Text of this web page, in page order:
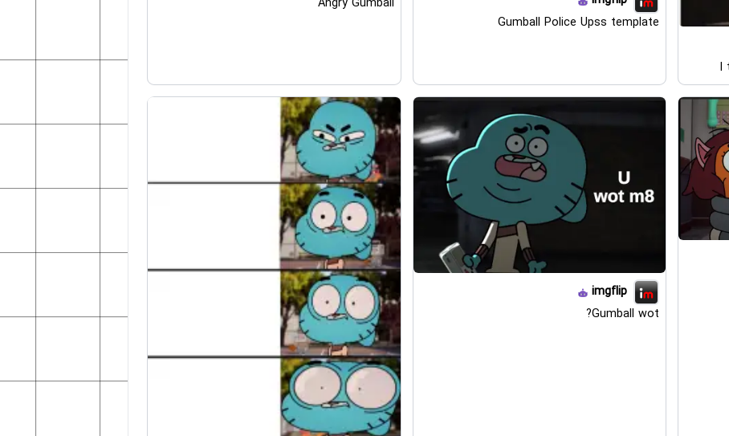
I
Gumball Police Upss template
Angry Gumball
imgflip
Gumball wot?